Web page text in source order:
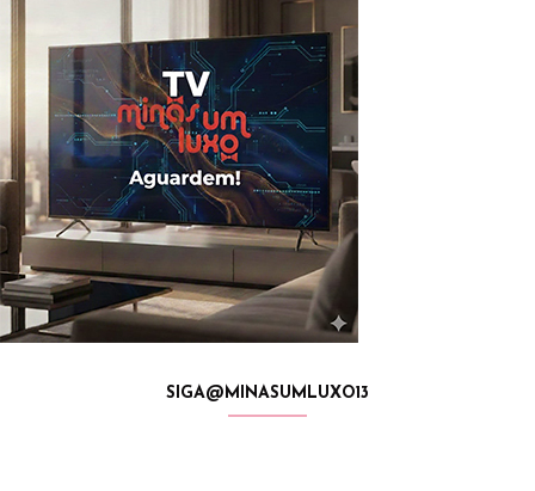
SIGA@MINASUMLUXO13